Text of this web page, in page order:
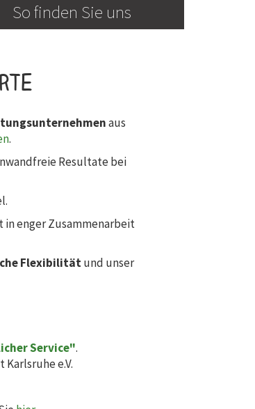
So finden Sie uns
aus
.
Resultate bei
in enger Zusammenarbeit
Flexibilitätund unser
Service".
e.V.